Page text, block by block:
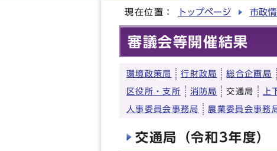
現在位置： トップページ 市政
審議会等開催結果
環境政策局 行財政局 総合企画局
区役所・支所 消防局 交通局 上
人事委員会事務局 農業委員会事務
交通局（令和3年度）